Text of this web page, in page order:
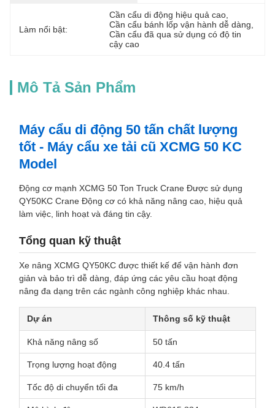
Làm nổi bật:
Cần cẩu di động hiệu quả cao
Cần cẩu bánh lốp vận hành dễ dàng
Cần cẩu đã qua sử dụng có độ tin
cậy cao
Mô Tả Sản Phẩm
Máy cẩu di động 50 tấn chất lượng
tốt - Máy cẩu xe tải cũ XCMG 50 KC
Model
Động cơ mạnh XCMG 50 Ton Truck Crane Được sử dụng
QY50KC Crane Động cơ có khả năng nâng cao, hiệu quả
làm việc, linh hoạt và đáng tin cậy.
Tổng quan kỹ thuật
Xe nâng XCMG QY50KC được thiết kế để vận hành đơn
giản và bảo trì dễ dàng, đáp ứng các yêu cầu hoạt động
nâng đa dạng trên các ngành công nghiệp khác nhau.
Dự án Thông số kỹ thuật
Khả năng nâng số 50 tấn
Trọng lượng hoạt động 40.4 tấn
Tốc độ di chuyển tối đa 75 km/h